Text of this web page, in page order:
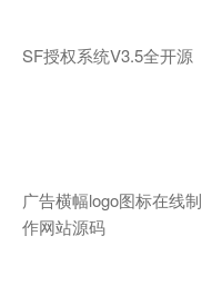
SF授权系统V3.5全开源
广告横幅logo图标在线制
作网站源码